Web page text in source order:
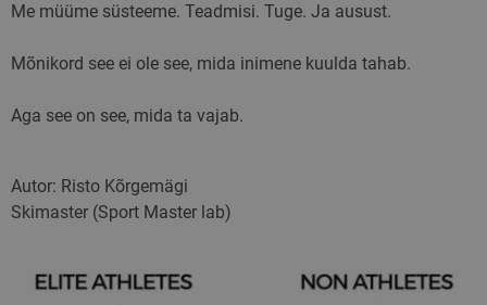
Me müüme süsteeme. Teadmisi. Tuge. Ja ausust.
Mõnikord see ei ole see, mida inimene kuulda tahab.
Aga see on see, mida ta vajab.
Autor: Risto Kõrgemägi
Skimaster (Sport Master lab)